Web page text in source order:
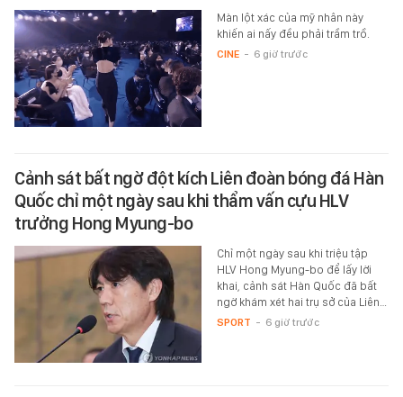
Màn lột xác của mỹ nhân này
khiến ai nấy đều phải trầm trồ.
CINE - 6 giờ trước
Cảnh sát bất ngờ đột kích Liên đoàn bóng đá Hàn
Quốc chỉ một ngày sau khi thẩm vấn cựu HLV
trưởng Hong Myung-bo
Chỉ một ngày sau khi triệu tập
HLV Hong Myung-bo để lấy lời
khai, cảnh sát Hàn Quốc đã bất
ngờ khám xét hai trụ sở của Liên…
SPORT - 6 giờ trước